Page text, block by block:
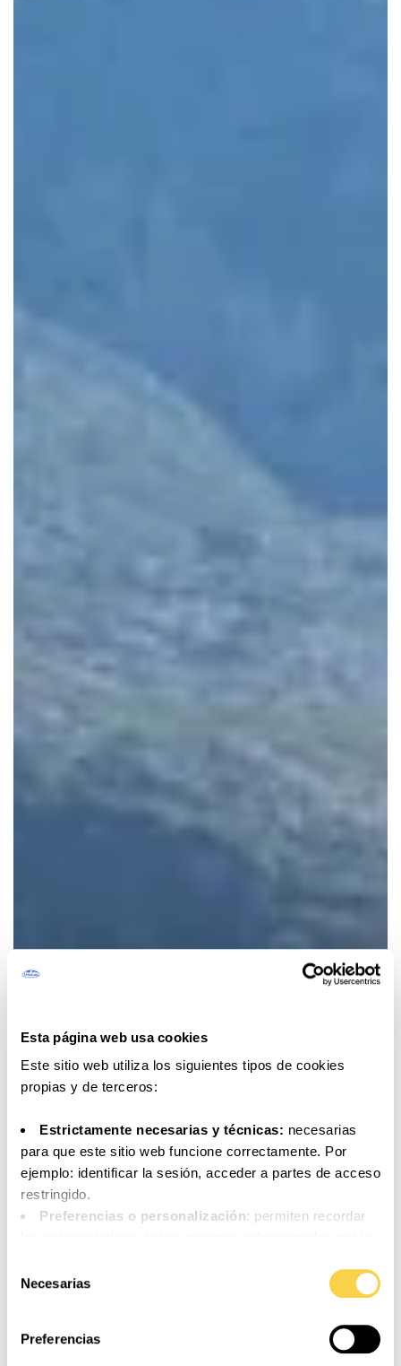
Esta página web usa cookies
Este sitio web utiliza los siguientes tipos de cookies
propias y de terceros:
Estrictamente necesarias y técnicas: necesarias
para que este sitio web funcione correctamente. Por
ejemplo: identificar la sesión, acceder a partes de acceso
restringido.
Preferencias o personalización: permiten recordar
Análisis o medición
: para medir la actividad, usos y
disponibles con el fin de introducir mejoras o nuevos
servicios.
Necesarias
Preferencias